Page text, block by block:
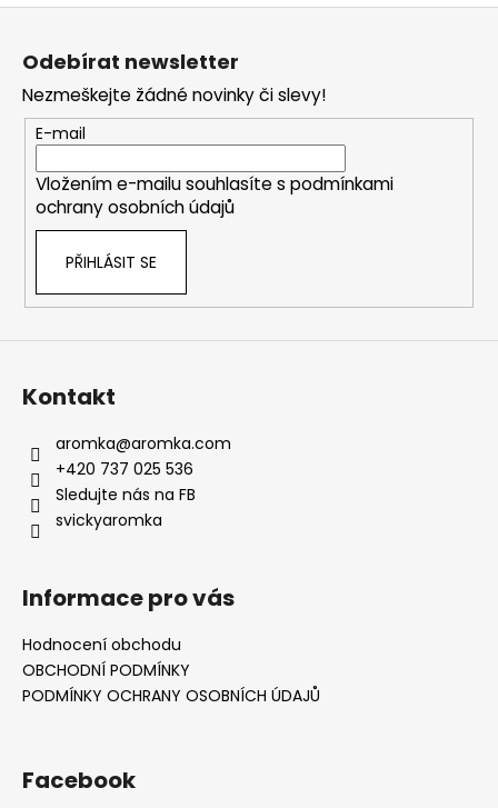
Z
Odebírat newsletter
Nezmeškejte žádné novinky či slevy!
E-mail
Vložením e-mailu souhlasíte s podmínkami
ochrany osobních údajů
PŘIHLÁSIT SE
Kontakt
aromka@aromka.com
+420 737 025 536
Sledujte nás na FB
svickyaromka
Informace pro vás
Hodnocení obchodu
OBCHODNÍ PODMÍNKY
PODMÍNKY OCHRANY OSOBNÍCH ÚDAJŮ
Facebook